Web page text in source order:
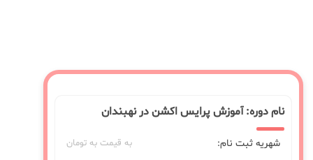
نام دوره: آموزش پرایس اکشن در نهبندان
شهریه ثبت نام: به قیمت به تومان